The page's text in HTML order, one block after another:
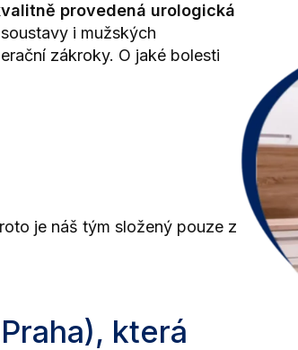
provedená urologická
i mužských
zákroky. O jaké bolesti
je náš tým složený pouze z
která